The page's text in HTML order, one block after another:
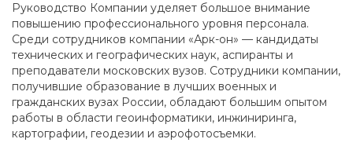
Руководство Компании уделяет большое внимание
повышению профессионального уровня персонала.
Среди сотрудников компании «Арк-он» — кандидаты
технических и географических наук, аспиранты и
преподаватели московских вузов. Сотрудники компании,
получившие образование в лучших военных и
гражданских вузах России, обладают большим опытом
работы в области геоинформатики, инжиниринга,
картографии, геодезии и аэрофотосъемки.